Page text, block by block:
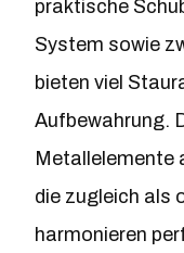
praktische
System sowie
bieten viel
Aufbewahrung.
Metallelemente
die zugleich als
harmonieren